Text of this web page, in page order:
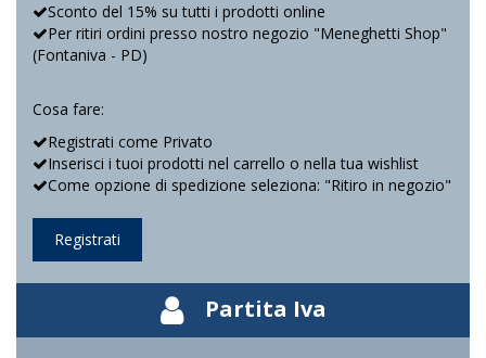
Sconto del 15% su tutti i prodotti online
Per ritiri ordini presso nostro negozio "Meneghetti Shop"
(Fontaniva - PD)
Cosa fare:
Registrati come Privato
Inserisci i tuoi prodotti nel carrello o nella tua wishlist
Come opzione di spedizione seleziona: "Ritiro in negozio"
Registrati
Partita Iva